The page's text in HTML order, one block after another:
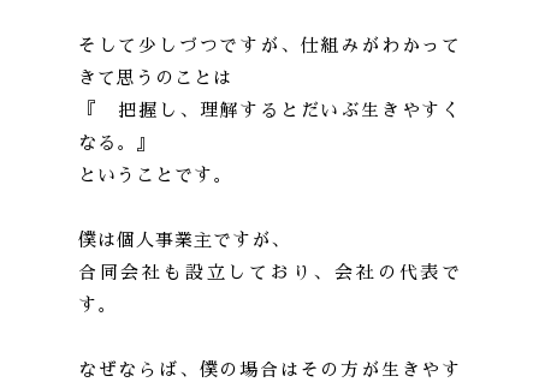
そして少しづつですが、仕組みがわかって
きて思うのことは
『 把握し、理解するとだいぶ生きやすく
なる。』
ということです。
僕は個人事業主ですが、
合同会社も設立しており、会社の代表で
す。
なぜならば、僕の場合はその方が生きやす